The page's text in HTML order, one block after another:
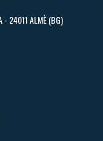
24011 ALMÈ (BG)